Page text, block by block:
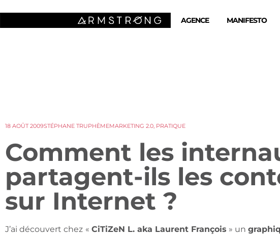
AGENCE MANIFESTO
18 AOÛT 2009STÉPHANE TRUPHÈMEMARKETING 2.0, PRATIQUE
Comment les
partagent-ils les
sur Internet ?
J’ai découvert chez « CiTiZeN L. aka Laurent François » un